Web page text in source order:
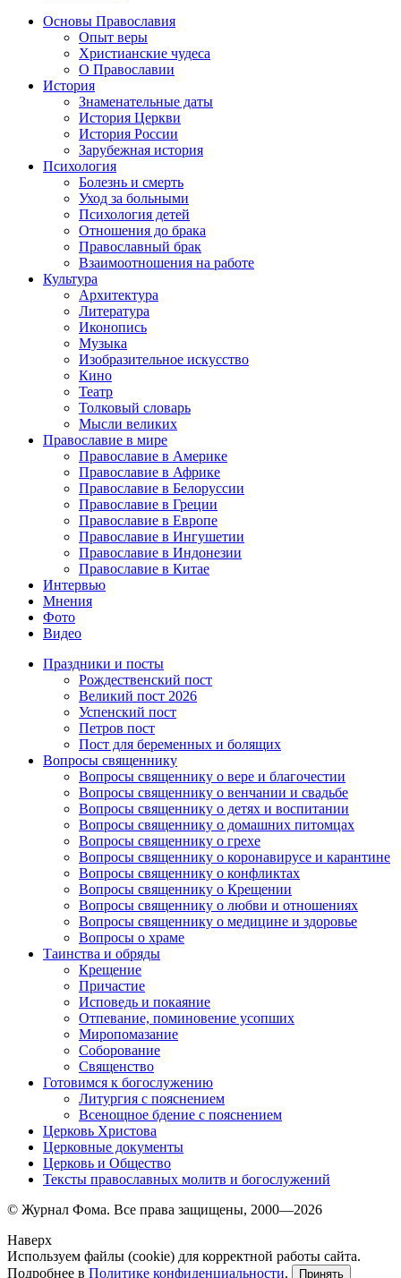
Основы Православия
Опыт веры
Христианские чудеса
О Православии
История
Знаменательные даты
История Церкви
История России
Зарубежная история
Психология
Болезнь и смерть
Уход за больными
Психология детей
Отношения до брака
Православный брак
Взаимоотношения на работе
Культура
Архитектура
Литература
Иконопись
Музыка
Изобразительное искусство
Кино
Театр
Толковый словарь
Мысли великих
Православие в мире
Православие в Америке
Православие в Африке
Православие в Белоруссии
Православие в Греции
Православие в Европе
Православие в Ингушетии
Православие в Индонезии
Православие в Китае
Интервью
Мнения
Фото
Видео
Праздники и посты
Рождественский пост
Великий пост 2026
Успенский пост
Петров пост
Пост для беременных и болящих
Вопросы священнику
Вопросы священнику о вере и благочестии
Вопросы священнику о венчании и свадьбе
Вопросы священнику о детях и воспитании
Вопросы священнику о домашних питомцах
Вопросы священнику о грехе
Вопросы священнику о коронавирусе и карантине
Вопросы священнику о конфликтах
Вопросы священнику о Крещении
Вопросы священнику о любви и отношениях
Вопросы священнику о медицине и здоровье
Вопросы о храме
Таинства и обряды
Крещение
Причастие
Исповедь и покаяние
Отпевание, поминовение усопших
Миропомазание
Соборование
Священство
Готовимся к богослужению
Литургия с пояснением
Всенощное бдение с пояснением
Церковь Христова
Церковные документы
Церковь и Общество
Тексты православных молитв и богослужений
© Журнал Фома. Все права защищены, 2000—2026
Наверх
Используем файлы (cookie) для корректной работы сайта.
Подробнее в Политике конфиденциальности. Принять